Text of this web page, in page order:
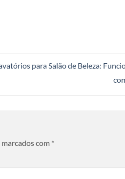
para Salão de Beleza:
com *